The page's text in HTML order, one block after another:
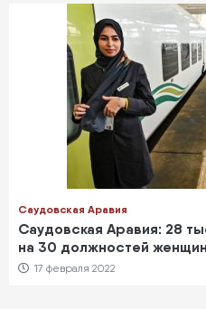
Саудовская Аравия
Саудовская Аравия: 28
на 30 должностей
17 февраля 2022